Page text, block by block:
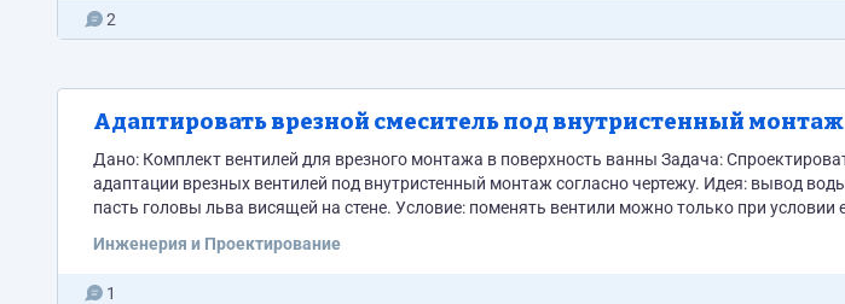
2
Адаптировать врезной смеситель под внутристенный монтаж
Дано: Комплект вентилей для врезного монтажа в поверхность ванны Задача: Спроектировать и подобрать запчасти для
адаптации врезных вентилей под внутристенный монтаж согласно чертежу. Идея: вывод воды будет не в кран а в металлическую
пасть головы льва висящей на стене. Условие: поменять вентили можно только при условии если они будут выглядеть 90%
Инженерия и Проектирование
1